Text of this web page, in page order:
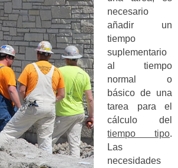
necesario
añadir un
tiempo
suplementario
al tiempo
normal o
básico de una
tarea para el
cálculo del
tiempo tipo.
Las
necesidades